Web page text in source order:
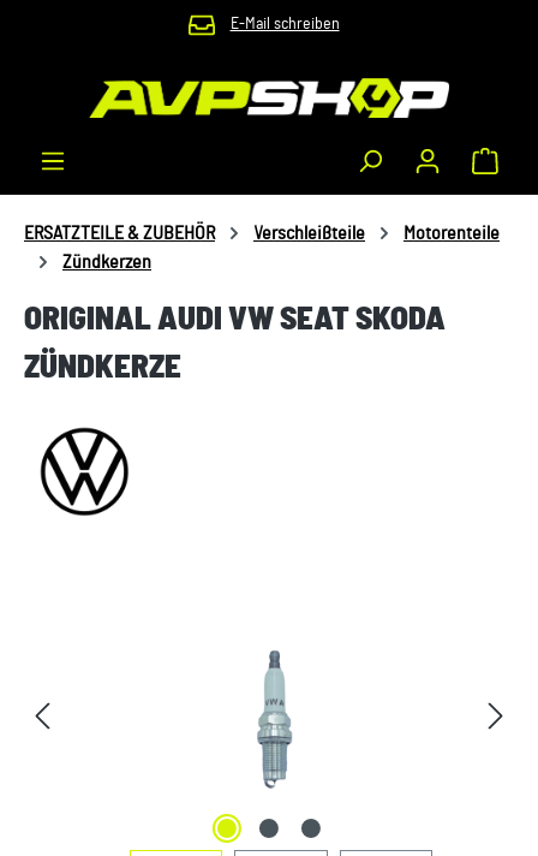
Zum Hauptinhalt springen E-Mail schreiben
ERSATZTEILE & ZUBEHÖR Verschleißteile
Motorenteile
Zündkerzen
ORIGINAL AUDI VW SEAT SKODA
ZÜNDKERZE